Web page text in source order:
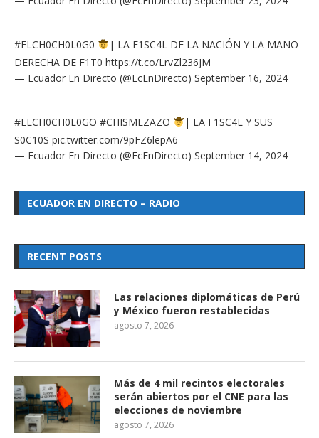
#ELCH0CH0L0G0
| LA F1SC4L DE LA NACIÓN Y LA MANO
DERECHA DE F1T0 https://t.co/LrvZl236JM
— Ecuador En Directo (@EcEnDirecto) September 16, 2024
#ELCH0CH0L0GO #CHISMEZAZO
| LA F1SC4L Y SUS
S0C10S pic.twitter.com/9pFZ6lepA6
— Ecuador En Directo (@EcEnDirecto) September 14, 2024
ECUADOR EN DIRECTO – RADIO
RECENT POSTS
Las relaciones diplomáticas de Perú
y México fueron restablecidas
agosto 7, 2026
Más de 4 mil recintos electorales
serán abiertos por el CNE para las
elecciones de noviembre
agosto 7, 2026